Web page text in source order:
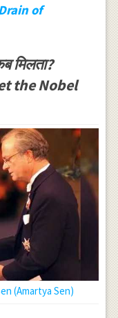
of
मिलता?
the Nobel
(Amartya Sen)